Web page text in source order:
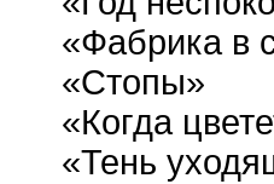
«Фабрика в
«Стопы»
«Когда
«Тень